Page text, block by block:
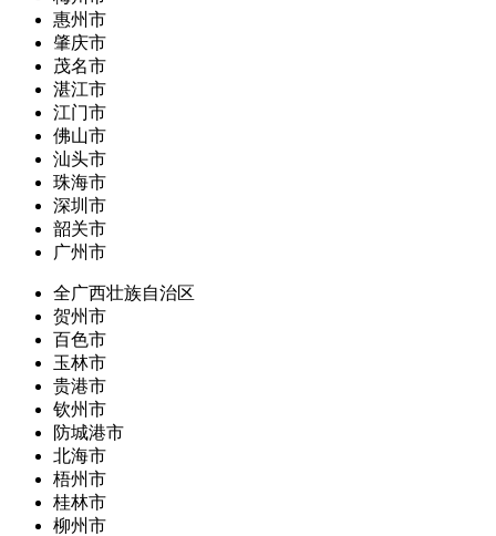
惠州市
肇庆市
茂名市
湛江市
江门市
佛山市
汕头市
珠海市
深圳市
韶关市
广州市
全广西壮族自治区
贺州市
百色市
玉林市
贵港市
钦州市
防城港市
北海市
梧州市
桂林市
柳州市